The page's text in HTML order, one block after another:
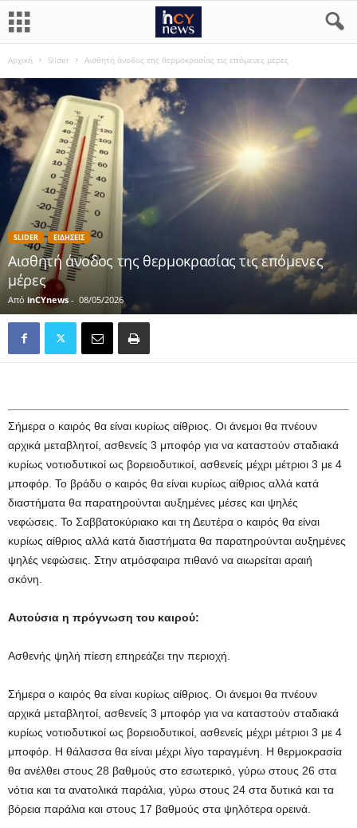
Αρχική Slider Αισθητή άνοδος της θερμοκρασίας τις επόμενες μέρες
SLIDER ΕΙΔΗΣΕΙΣ
Αισθητή άνοδος της θερμοκρασίας τις επόμενες
μέρες
Από inCYnews - 08/05/2026
Σήμερα ο καιρός θα είναι κυρίως αίθριος. Οι άνεμοι θα πνέουν
αρχικά μεταβλητοί, ασθενείς 3 μποφόρ για να καταστούν σταδιακά
κυρίως νοτιοδυτικοί ως βορειοδυτικοί, ασθενείς μέχρι μέτριοι 3 με 4
μποφόρ. Το βράδυ ο καιρός θα είναι κυρίως αίθριος αλλά κατά
διαστήματα θα παρατηρούνται αυξημένες μέσες και ψηλές
νεφώσεις. Το Σαββατοκύριακο και τη Δευτέρα ο καιρός θα είναι
κυρίως αίθριος αλλά κατά διαστήματα θα παρατηρούνται αυξημένες
ψηλές νεφώσεις. Στην ατμόσφαιρα πιθανό να αιωρείται αραιή
σκόνη.
Αυτούσια η πρόγνωση του καιρού:
Ασθενής ψηλή πίεση επηρεάζει την περιοχή.
Σήμερα ο καιρός θα είναι κυρίως αίθριος. Οι άνεμοι θα πνέουν
αρχικά μεταβλητοί, ασθενείς 3 μποφόρ για να καταστούν σταδιακά
κυρίως νοτιοδυτικοί ως βορειοδυτικοί, ασθενείς μέχρι μέτριοι 3 με 4
μποφόρ. Η θάλασσα θα είναι μέχρι λίγο ταραγμένη. Η θερμοκρασία
θα ανέλθει στους 28 βαθμούς στο εσωτερικό, γύρω στους 26 στα
νότια και τα ανατολικά παράλια, γύρω στους 24 στα δυτικά και τα
βόρεια παράλια και στους 17 βαθμούς στα ψηλότερα ορεινά.